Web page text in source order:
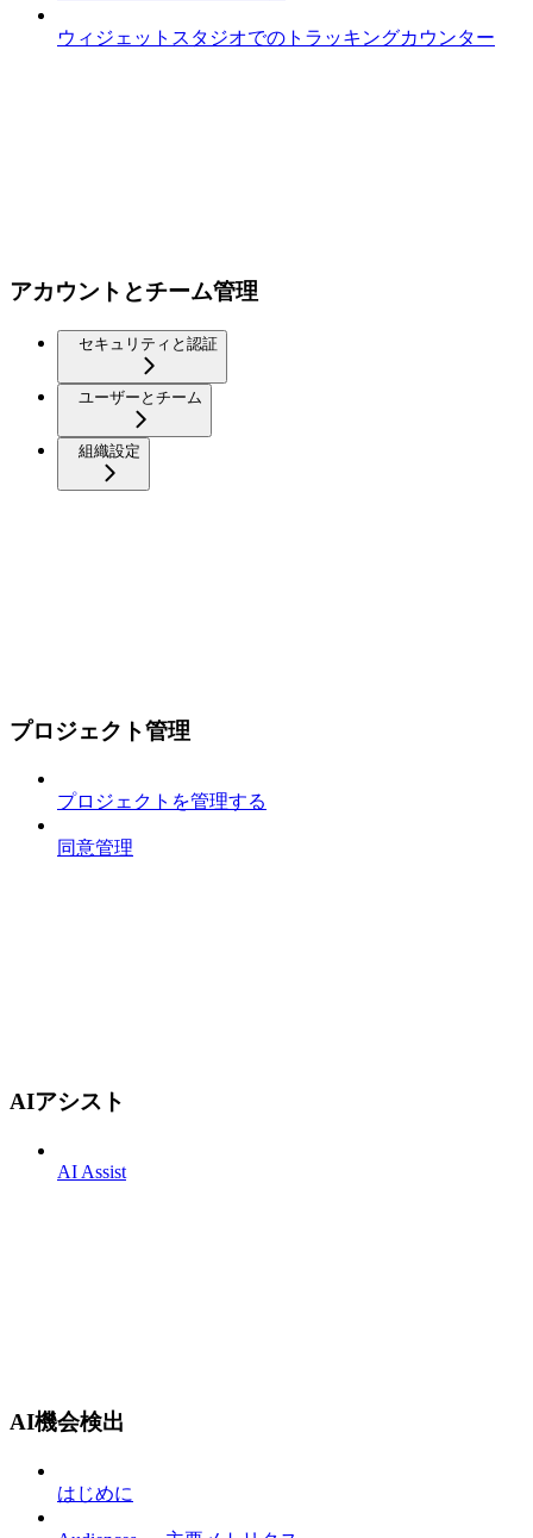
ウィジェットスタジオでのトラッキングカウンター
アカウントとチーム管理
セキュリティと認証
ユーザーとチーム
組織設定
プロジェクト管理
プロジェクトを管理する
同意管理
AIアシスト
AI Assist
AI機会検出
はじめに